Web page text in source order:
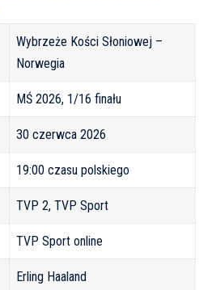
Wybrzeże Kości Słoniowej –
Norwegia
MŚ 2026, 1/16 finału
30 czerwca 2026
19:00 czasu polskiego
TVP 2, TVP Sport
TVP Sport online
Erling Haaland